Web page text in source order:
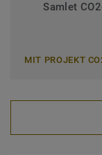
Samlet
MIT PROJEKT